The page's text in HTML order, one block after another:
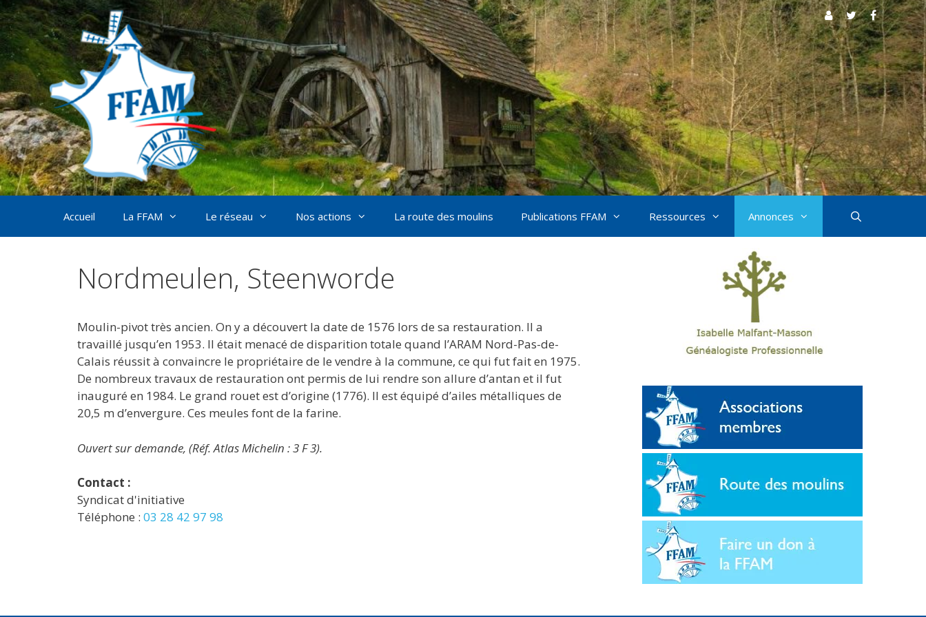
Aller
au
contenu
Accueil La FFAM Le réseau Nos actions La route des moulins Publications FFAM Ressources Annonces
Nordmeulen, Steenworde
Moulin-pivot très ancien. On y a découvert la date de 1576 lors de sa restauration. Il a
travaillé jusqu’en 1953. Il était menacé de disparition totale quand l’ARAM Nord-Pas-de-
Calais réussit à convaincre le propriétaire de le vendre à la commune, ce qui fut fait en 1975.
De nombreux travaux de restauration ont permis de lui rendre son allure d’antan et il fut
inauguré en 1984. Le grand rouet est d’origine (1776). Il est équipé d’ailes métalliques de
20,5 m d’envergure. Ces meules font de la farine.
Ouvert sur demande, (Réf. Atlas Michelin : 3 F 3).
Contact :
Syndicat d'initiative
Téléphone : 03 28 42 97 98